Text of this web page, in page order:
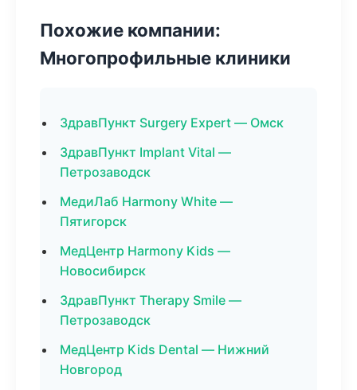
Похожие компании:
Многопрофильные клиники
ЗдравПункт Surgery Expert — Омск
ЗдравПункт Implant Vital —
Петрозаводск
МедиЛаб Harmony White —
Пятигорск
МедЦентр Harmony Kids —
Новосибирск
ЗдравПункт Therapy Smile —
Петрозаводск
МедЦентр Kids Dental — Нижний
Новгород